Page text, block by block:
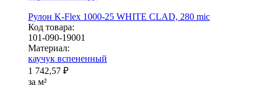
Рулон K-Flex 1000-25 WHITE CLAD, 280 mic
Код товара:
101-090-19001
Ма­­те­­ри­­ал:
каучук вспененный
1 742,57 ₽
за м²